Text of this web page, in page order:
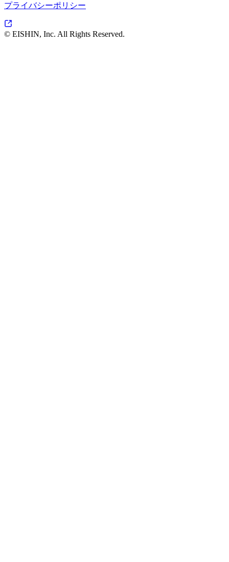
プライバシーポリシー
© EISHIN, Inc. All Rights Reserved.